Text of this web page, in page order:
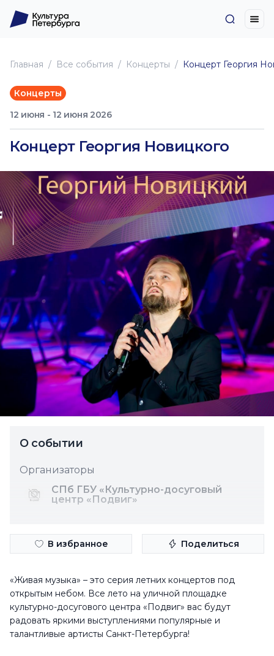
Главная Все события Концерты Концерт Георгия
Концерты
12 июня - 12 июня 2026
Концерт Георгия Новицкого
О событии
Организаторы
СПб ГБУ «Культурно-досуговый
центр «Подвиг»
В избранное Поделиться
«Живая музыка» – это серия летних концертов под
открытым небом. Все лето на уличной площадке
культурно-досугового центра «Подвиг» вас будут
радовать яркими выступлениями популярные и
талантливые артисты Санкт-Петербурга!